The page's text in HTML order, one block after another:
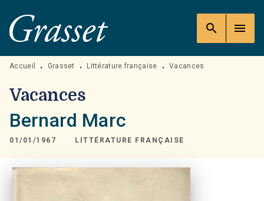
MENU RECHERCHE
PIED DE PAGE
search menu
Accueil • Grasset • Littérature française • Vacances
Vacances
Bernard Marc
01/01/1967 LITTÉRATURE FRANÇAISE